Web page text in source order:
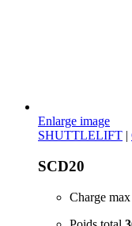
Enlarge image
SHUTTLELIFT |
SCD20
Charge max